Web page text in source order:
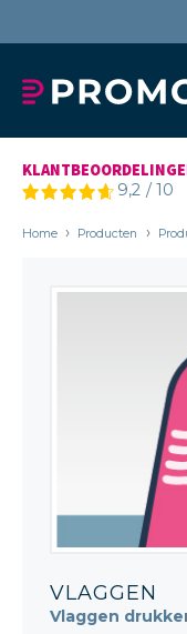
9,2 /10
Home Producten
VLAGGEN
Vlaggen